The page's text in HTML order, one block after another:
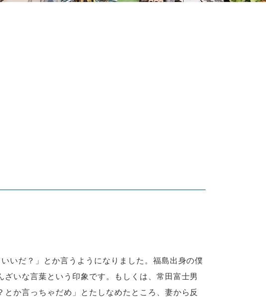
いだ？」とか言うようになりました。福島出身の僕
いな言葉という印象です。もしくは、常田富士男
か言っちゃだめ」とたしなめたところ、妻から反